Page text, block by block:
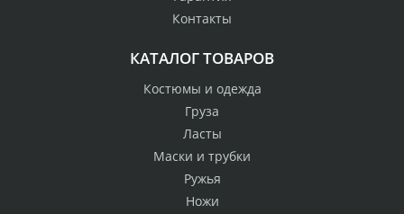
Контакты
КАТАЛОГ ТОВАРОВ
Костюмы и одежда
Груза
Ласты
Маски и трубки
Ружья
Ножи